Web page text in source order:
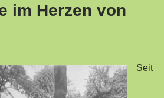
im Herzen von
Seit